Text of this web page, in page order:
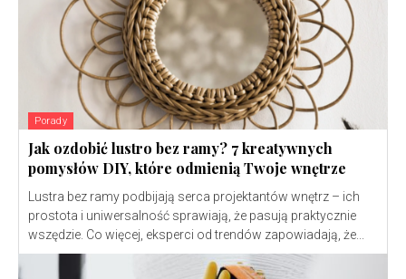
Porady
Jak ozdobić lustro bez ramy? 7 kreatywnych
pomysłów DIY, które odmienią Twoje wnętrze
Lustra bez ramy podbijają serca projektantów wnętrz – ich
prostota i uniwersalność sprawiają, że pasują praktycznie
wszędzie. Co więcej, eksperci od trendów zapowiadają, że...